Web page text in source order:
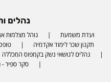
נהלים
ועדת משמעת נוהל מצלמות
תקנון שכר לימוד אקדמיה
נהלים לנושאי נשק בקמפוס המכללה
סקר ספיר -